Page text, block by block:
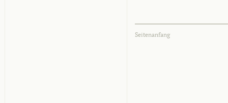
Seitenanfang